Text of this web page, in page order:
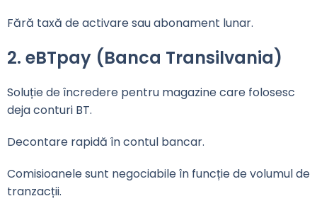
Fără taxă de activare sau abonament lunar.
2. eBTpay (Banca Transilvania)
Soluție de încredere pentru magazine care folosesc
deja conturi BT.
Decontare rapidă în contul bancar.
Comisioanele sunt negociabile în funcție de volumul de
tranzacții.